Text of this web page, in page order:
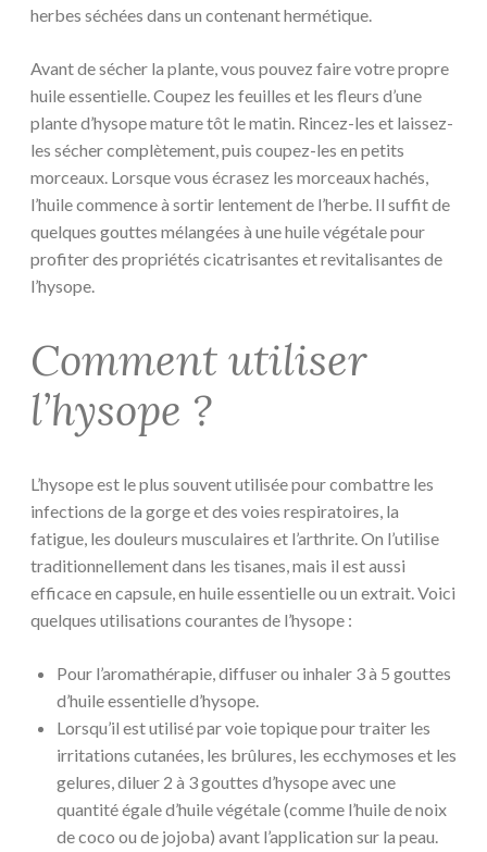
herbes séchées dans un contenant hermétique.
Avant de sécher la plante, vous pouvez faire votre propre
huile essentielle. Coupez les feuilles et les fleurs d’une
plante d’hysope mature tôt le matin. Rincez-les et laissez-
les sécher complètement, puis coupez-les en petits
morceaux. Lorsque vous écrasez les morceaux hachés,
l’huile commence à sortir lentement de l’herbe. Il suffit de
quelques gouttes mélangées à une huile végétale pour
profiter des propriétés cicatrisantes et revitalisantes de
l’hysope.
Comment utiliser
l’hysope ?
L’hysope est le plus souvent utilisée pour combattre les
infections de la gorge et des voies respiratoires, la
fatigue, les douleurs musculaires et l’arthrite. On l’utilise
traditionnellement dans les tisanes, mais il est aussi
efficace en capsule, en huile essentielle ou un extrait. Voici
quelques utilisations courantes de l’hysope :
Pour l’aromathérapie, diffuser ou inhaler 3 à 5 gouttes
d’huile essentielle d’hysope.
Lorsqu’il est utilisé par voie topique pour traiter les
irritations cutanées, les brûlures, les ecchymoses et les
gelures, diluer 2 à 3 gouttes d’hysope avec une
quantité égale d’huile végétale (comme l’huile de noix
de coco ou de jojoba) avant l’application sur la peau.